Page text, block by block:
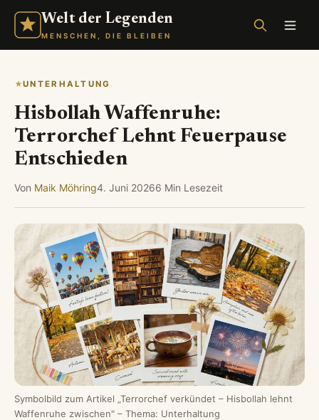
Welt der Legenden
MENSCHEN, DIE BLEIBEN
UNTERHALTUNG
Hisbollah Waffenruhe:
Terrorchef Lehnt Feuerpause
Entschieden
Von Maik Möhring4. Juni 20266 Min Lesezeit
Symbolbild zum Artikel „Terrorchef verkündet – Hisbollah lehnt
Waffenruhe zwischen" – Thema: Unterhaltung